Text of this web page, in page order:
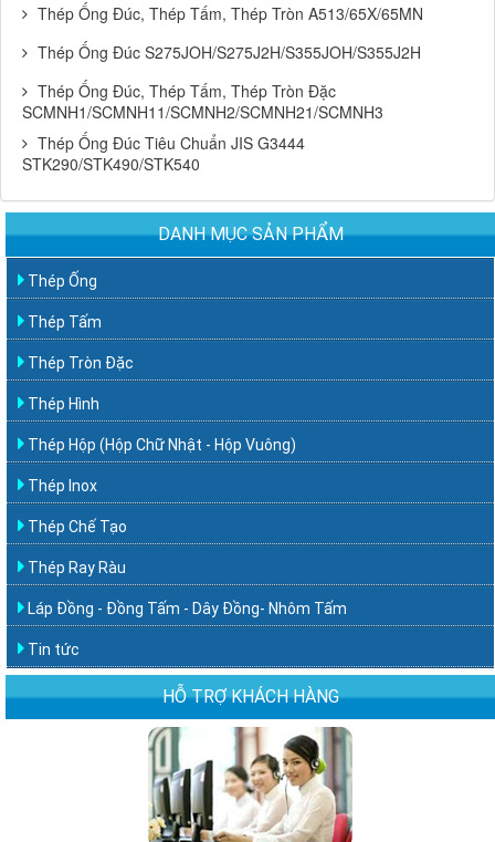
Thép Ống Đúc, Thép Tấm, Thép Tròn A513/65X/65MN
Thép Ống Đúc S275JOH/S275J2H/S355JOH/S355J2H
Thép Ống Đúc, Thép Tấm, Thép Tròn Đặc
SCMNH1/SCMNH11/SCMNH2/SCMNH21/SCMNH3
Thép Ống Đúc Tiêu Chuẩn JIS G3444
STK290/STK490/STK540
DANH MỤC SẢN PHẨM
Thép Ống
Thép Tấm
Thép Tròn Đặc
Thép Hình
Thép Hộp (Hộp Chữ Nhật - Hộp Vuông)
Thép Inox
Thép Chế Tạo
Thép Ray Ràu
Láp Đồng - Đồng Tấm - Dây Đồng- Nhôm Tấm
Tin tức
HỖ TRỢ KHÁCH HÀNG